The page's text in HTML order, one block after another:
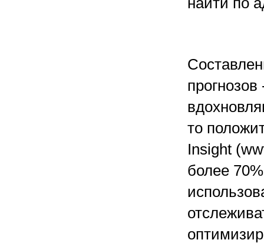
то
Insight
более